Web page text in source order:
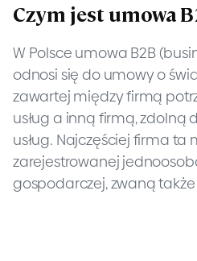
Czym jest umowa
W Polsce umowa B2B
odnosi się do umowy o
zawartej między firmą
usług a inną firmą, zdolną
usług. Najczęściej firma ta
zarejestrowanej
gospodarczej, zwaną